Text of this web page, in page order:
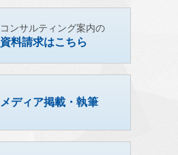
コンサルティング案内の
資料請求はこちら
メディア掲載・執筆